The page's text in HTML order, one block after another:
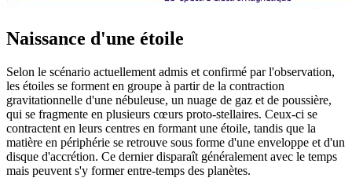
Naissance d'une étoile
Selon le scénario actuellement admis et confirmé par l'observation,
les étoiles se forment en groupe à partir de la contraction
gravitationnelle d'une nébuleuse, un nuage de gaz et de poussière,
qui se fragmente en plusieurs cœurs proto-stellaires. Ceux-ci se
contractent en leurs centres en formant une étoile, tandis que la
matière en périphérie se retrouve sous forme d'une enveloppe et d'un
disque d'accrétion. Ce dernier disparaît généralement avec le temps
mais peuvent s'y former entre-temps des planètes.